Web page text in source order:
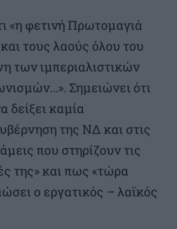
«η φετινή Πρωτομαγιά
τους λαούς όλου του
των ιμπεριαλιστικών
Σημειώνει ότι
δείξει καμία
της ΝΔ και στις
που στηρίζουν τις
της» και πως «τώρα
ο εργατικός – λαϊκός